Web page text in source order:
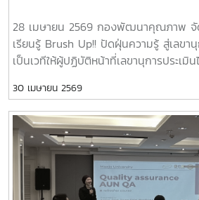
28 เมษายน 2569 กองพัฒนาคุณภาพ จั
เรียนรู้ Brush Up!! ปัดฝุ่นความรู้ สู่เลขา
เป็นเวทีให้ผู้ปฏิบัติหน้าที่เลขานุการประเมิ
เพื่อให้มีแนวทางการทำงานที่เป็นมาตรฐา
ที่สำคัญคือมีเครือข่ายความร่วมมือจากผู้
คุณภาพในแต่ละส่วนงานที่เข้มแข็ง ใน
ปฏิบัติงานการพัฒนาคุณภาพของแต่ละส่ว
เปลี่ยนความคิด ข้อคิดเห็น และพิจารณาเ
พัฒนาการทำหน้าที่เลขานุการให้มีประสิท
Secretary# คนคุณภาพ# งานพัฒนา
30 เมษายน 2569